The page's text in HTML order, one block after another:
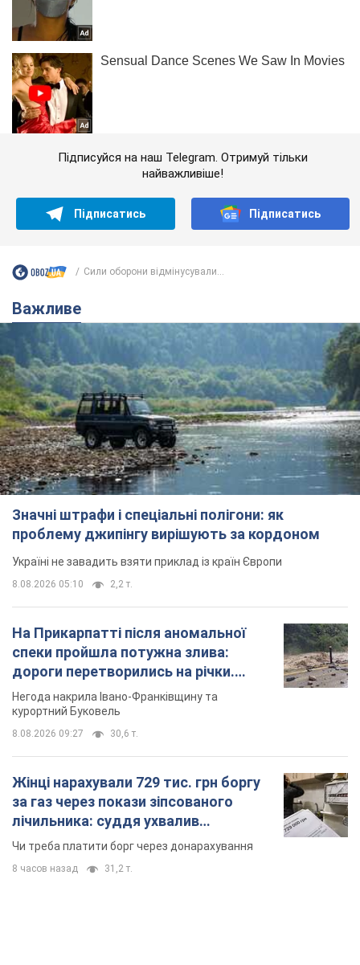
Підписуйся на наш Telegram. Отримуй тільки
найважливіше!
Підписатись Підписатись
Сили оборони відмінусували...
Важливе
Значні штрафи і спеціальні полігони: як
проблему джипінгу вирішують за кордоном
Україні не завадить взяти приклад із країн Європи
8.08.2026 05:10 2,2 т.
На Прикарпатті після аномальної
спеки пройшла потужна злива:
дороги перетворились на річки.
Відео
Негода накрила Івано-Франківщину та
курортний Буковель
8.08.2026 09:27 30,6 т.
Жінці нарахували 729 тис. грн боргу
за газ через покази зіпсованого
лічильника: суддя ухвалив
неочікуване рішення
Чи треба платити борг через донарахування
8 часов назад 31,2 т.